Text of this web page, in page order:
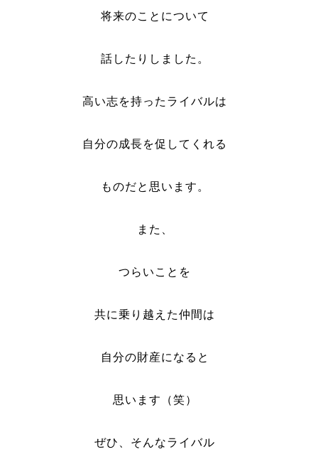
将来のことについて
話したりしました。
高い志を持ったライバルは
自分の成長を促してくれる
ものだと思います。
また、
つらいことを
共に乗り越えた仲間は
自分の財産になると
思います（笑）
ぜひ、そんなライバル